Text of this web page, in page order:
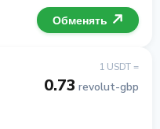
Обменять
1 USDT =
0.73 revolut-gbp